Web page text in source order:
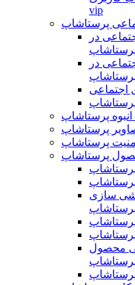
vip
پرستاشاپ
در
در
اجتماعی
پرستاشاپ
پرستاشاپ
پرستاشاپ
پرستاشاپ
سازی
محصول